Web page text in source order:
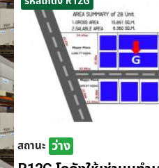
สถานะ ว่าง